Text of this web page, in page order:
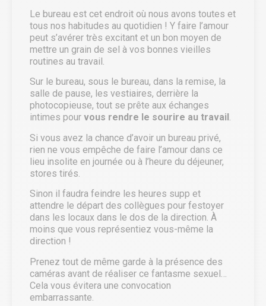
Le bureau est cet endroit où nous avons toutes et
tous nos habitudes au quotidien ! Y faire l’amour
peut s’avérer très excitant et un bon moyen de
mettre un grain de sel à vos bonnes vieilles
routines au travail.
Sur le bureau, sous le bureau, dans la remise, la
salle de pause, les vestiaires, derrière la
photocopieuse, tout se prête aux échanges
intimes pour vous rendre le sourire au travail .
Si vous avez la chance d’avoir un bureau privé,
rien ne vous empêche de faire l’amour dans ce
lieu insolite en journée ou à l’heure du déjeuner,
stores tirés.
Sinon il faudra feindre les heures supp et
attendre le départ des collègues pour festoyer
dans les locaux dans le dos de la direction. À
moins que vous représentiez vous-même la
direction !
Prenez tout de même garde à la présence des
caméras avant de réaliser ce fantasme sexuel…
Cela vous évitera une convocation
embarrassante.